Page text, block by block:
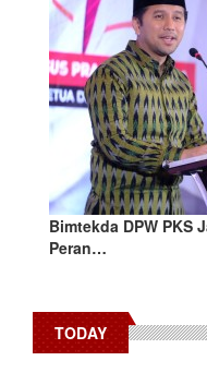
Bimtekda DPW PKS
Peran…
TODAY